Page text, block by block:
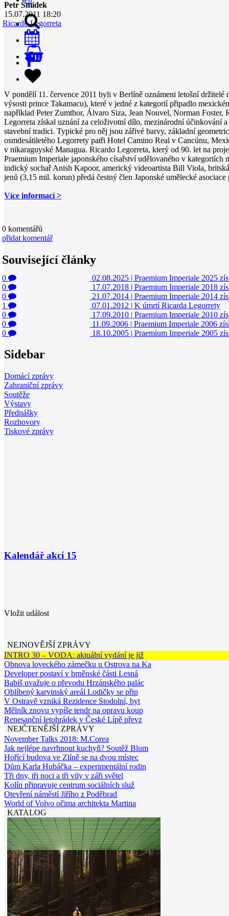
0
Petr Šmídek
15.07.2011 18:20
Ricardo Legorreta
V pondělí 11. července 2011 byli v Berlíně oznámeni letošní
výsosti prince Takamacu), které v jedné z kategorií připadlo
například Peter Zumthor, Álvaro Siza, Jean Nouvel, Norman Foster,
Legorreta získal uznání za celoživotní dílo, mezinárodní účinkování
stavební tradici. Typické pro něj jsou zářivé barvy, základní
osmdesátiletého Legorrety patři Hotel Camino Real v Cancúnu,
v nikaraguyské Managua. Ricardo Legorreta, který od 90. let na
Praemium Imperiale japonského císařství udělovaného v
indický sochař Anish Kapoor, americký videoartista Bill Viola,
jenů (3,15 mil. korun) předá čestný člen Japonské umělecké
Více informací >
0 komentářů
přidat komentář
Související články
0 02.08.2025 | Praemium Imperiale 2025
0
17.07.2018 | Praemium Imperiale 2018
0
21.07.2014 | Praemium Imperiale 2014
1
07.01.2012 | K úmrtí Ricarda Legorrety
0
17.09.2010 | Praemium Imperiale 2010
0
11.09.2006 | Praemium Imperiale 2006
0
18.10.2005 | Praemium Imperiale 2005
Sidebar
Domácí zprávy
Zahraniční zprávy
Soutěže
Výstavy
Přednášky
Rozhovory
Tiskové zprávy
Kalendář akcí 15
Vložit událost
NEJNOVĚJŠÍ ZPRÁVY
INTRO 30 – VODA: aktuální vydání je již
Obnova loveckého zámečku u Ostrova na Ka
Developer postaví v brněnské části Lesná
Babiš uvažuje o převodu Hrzánského palác
Oblíbený karvinský areál Lodičky se přip
V Ostravě vzniká Rezidence Stodolní, byt
Mělník znovu vypíše tendr na opravu koup
Renesanční letohrádek v České Lípě převz
NEJČTENĚJŠÍ ZPRÁVY
November Talks 2018: M.Corea
Jak nejlépe navrhnout kuchyň? Soutěž Blum
Hořící budova ve Zlíně se na dvou místec
Dům Karla Hubáčka – experimentální rodin
Tři dny, tři noci a tři vily v záři světel
Kolín připravuje centrum sociálních služ
Otevření náměstí Jiřího z Poděbrad
World of Volvo očima architekta Martina
KATALOG